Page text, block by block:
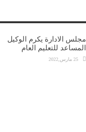
مجلس الادارة يكرم الوكيل
المساعد للتعليم العام
25 مارس,2022